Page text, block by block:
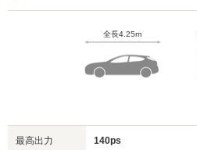
全長4.25m
最高出力 140ps